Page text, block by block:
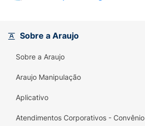
Sobre a Araujo
Sobre a Araujo
Araujo Manipulação
Aplicativo
Atendimentos Corporativos - Convênio